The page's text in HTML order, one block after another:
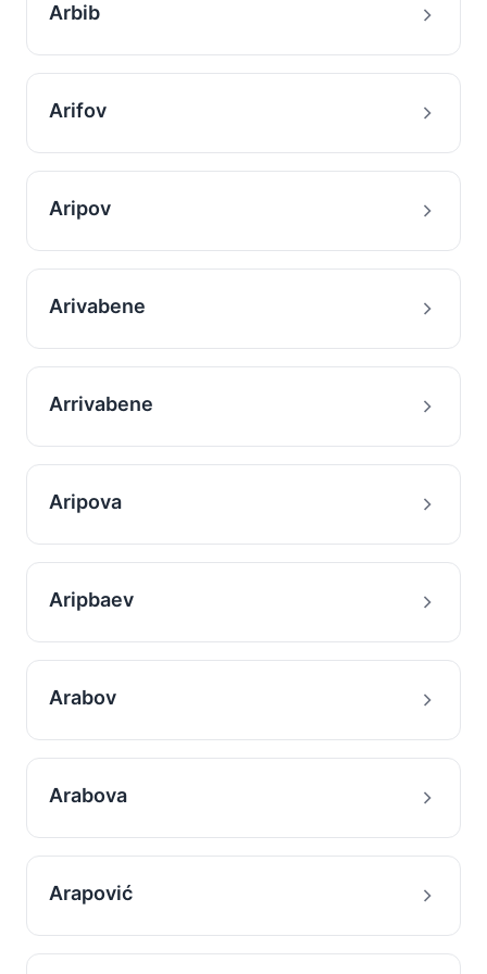
Arbib
Arifov
Aripov
Arivabene
Arrivabene
Aripova
Aripbaev
Arabov
Arabova
Arapović